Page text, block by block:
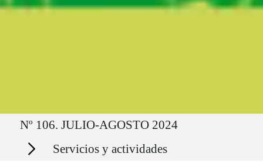
Ruta del sitio
Nº 106. JULIO-AGOSTO 2024
Secciones Servicios y actividades